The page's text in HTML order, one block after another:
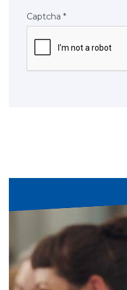
Captcha *